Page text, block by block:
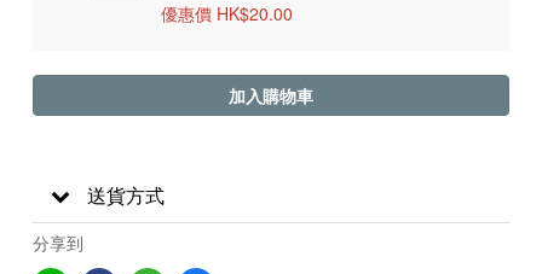
優惠價 HK$20.00
加入購物車
送貨方式
分享到